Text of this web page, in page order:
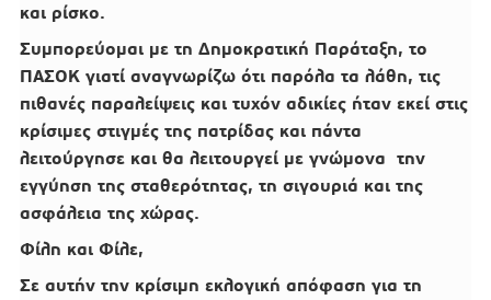
και ρίσκο.
Συμπορεύομαι με τη Δημοκρατική Παράταξη, το
ΠΑΣΟΚ γιατί αναγνωρίζω ότι παρόλα τα λάθη, τις
πιθανές παραλείψεις και τυχόν αδικίες ήταν εκεί στις
κρίσιμες στιγμές της πατρίδας και πάντα
λειτούργησε και θα λειτουργεί με γνώμονα την
εγγύηση της σταθερότητας, τη σιγουριά και της
ασφάλεια της χώρας.
Φίλη και Φίλε,
Σε αυτήν την κρίσιμη εκλογική απόφαση για τη